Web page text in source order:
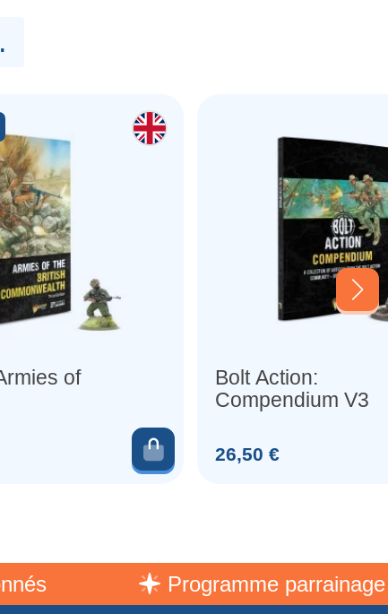
of
Ajouter au panier
Bolt Action:
Compendium V3
Prix
26,50 €
Programme parrainage